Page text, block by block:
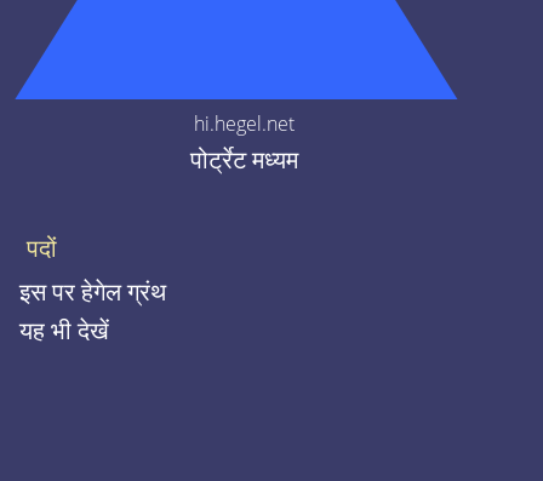
hi.hegel.net
पोर्ट्रेट मध्यम
पदों
इस पर हेगेल ग्रंथ
यह भी देखें